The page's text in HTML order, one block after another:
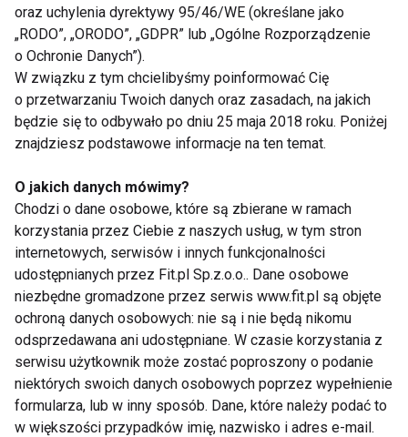
Nowości technologiczne adidas
Bieganie oczyszcza duszę i
ciało
Innowacyjne technologie marki
Columbia
oraz uchylenia dyrektywy 95/46/WE (określane jako
„RODO”, „ORODO”, „GDPR” lub „Ogólne Rozporządzenie
o Ochronie Danych”).
W związku z tym chcielibyśmy poinformować Cię
o przetwarzaniu Twoich danych oraz zasadach, na jakich
będzie się to odbywało po dniu 25 maja 2018 roku. Poniżej
znajdziesz podstawowe informacje na ten temat.
O jakich danych mówimy?
Chodzi o dane osobowe, które są zbierane w ramach
korzystania przez Ciebie z naszych usług, w tym stron
internetowych, serwisów i innych funkcjonalności
udostępnianych przez Fit.pl Sp.z.o.o.. Dane osobowe
niezbędne gromadzone przez serwis www.fit.pl są objęte
ochroną danych osobowych: nie są i nie będą nikomu
odsprzedawana ani udostępniane. W czasie korzystania z
serwisu użytkownik może zostać poproszony o podanie
niektórych swoich danych osobowych poprzez wypełnienie
formularza, lub w inny sposób. Dane, które należy podać to
w większości przypadków imię, nazwisko i adres e-mail.